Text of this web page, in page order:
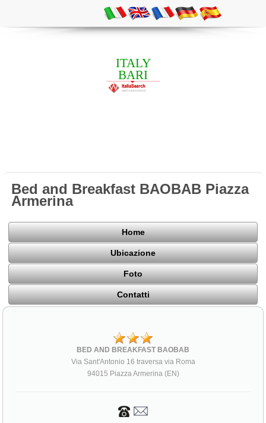
ITALY
BARI
Bed and Breakfast BAOBAB Piazza
Armerina
Home
Ubicazione
Foto
Contatti
BED AND BREAKFAST BAOBAB
Via Sant'Antonio 16 traversa via Roma
94015 Piazza Armerina (EN)